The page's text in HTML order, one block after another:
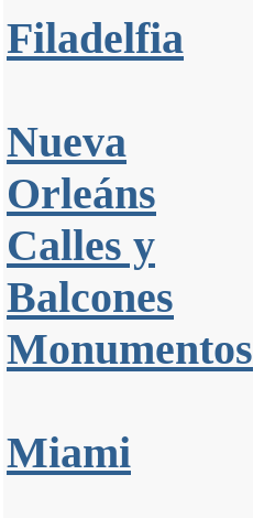
Filadelfia
Nueva
Orleáns
Calles y
Balcones
Monumentos
Miami